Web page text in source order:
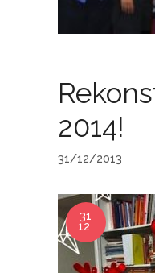
2014!
31/12/2013
31
12